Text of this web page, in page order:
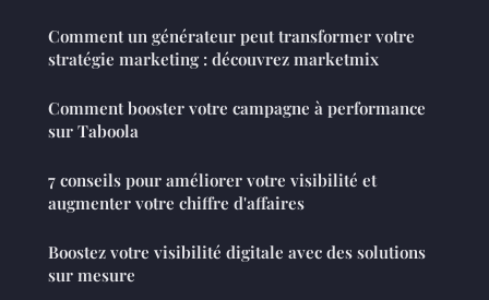
Comment un générateur peut transformer votre
stratégie marketing : découvrez marketmix
Comment booster votre campagne à performance
sur Taboola
7 conseils pour améliorer votre visibilité et
augmenter votre chiffre d'affaires
Boostez votre visibilité digitale avec des solutions
sur mesure